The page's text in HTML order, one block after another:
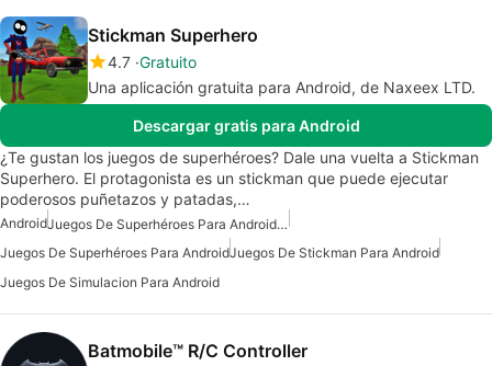
Stickman Superhero
4.7 Gratuito
Una aplicación gratuita para Android, de Naxeex LTD.
Descargar gratis para Android
¿Te gustan los juegos de superhéroes? Dale una vuelta a Stickman
Superhero. El protagonista es un stickman que puede ejecutar
poderosos puñetazos y patadas,…
Android
Juegos De Superhéroes Para Android Gratis
Juegos De Superhéroes Para AndroidJuegos De Stickman Para Android
Juegos De Simulacion Para Android
Batmobile™ R/C Controller